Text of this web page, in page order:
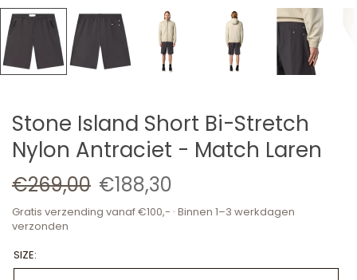
Stone Island Short Bi-Stretch
Nylon Antraciet - Match Laren
€269,00 €188,30
Gratis verzending vanaf €100,- · Binnen 1–3 werkdagen
verzonden
SIZE: